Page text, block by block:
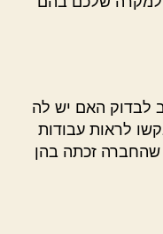
לבדוק האם יש לה
לראות עבודות
זכתה בהן